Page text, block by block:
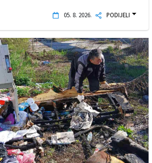
05. 8. 2026. PODIJELI